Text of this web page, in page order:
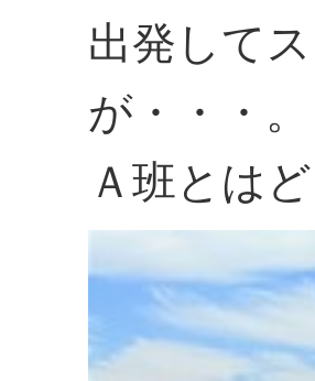
出発して
が・・・。
Ａ班とは